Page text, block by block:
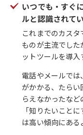
いつでも・すぐ
ルと認識されて
これまでのカス
ものが主流でし
ットツールを導入
電話やメールで
がかかる、たら
らえなかったなど
「知りたいこと
は高い傾向にある